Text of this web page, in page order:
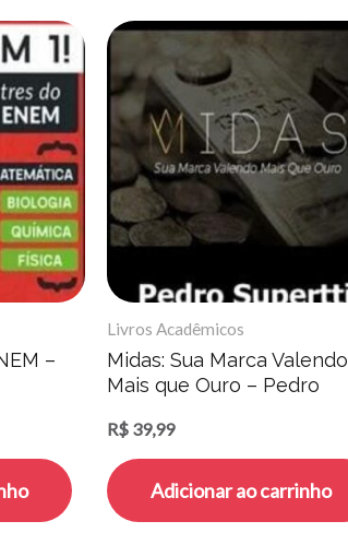
–
Livros Acadêmicos
Midas: Sua Marca Valendo
Mais que Ouro – Pedro
R$ 39,99
Adicionar ao carrinho